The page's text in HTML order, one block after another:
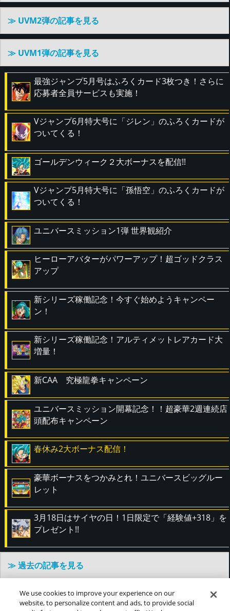
≫ UVM2弾の記事を見る
≫ UVM1弾の記事を見る
最強ジャンプ5月号はふろくカード3枚つき！さらに
応募者全員サービスも実施！
Vジャンプ6月特大号に「ジレン」のふろくカードが
ついてくる！
ゴールデンウィーク２大ボーナスを配信!!
Vジャンプ5月特大号に「孫悟空」のふろくカードが
ついてくる！
ユニバースミッション1弾 世界観紹介
ヒーローアバターがパワーアップ！超ゴッドクラス
アップ
新シリーズ稼働記念！今すぐ始めようキャンペー
ン！
新シリーズ稼働記念！アルティメットレアカード大
増量！
新CAA 究極龍拳キャンペーン
ユニバースミッション開幕記念！！超豪華2週連続店
頭配布キャンペーン
春休み2大ボーナス配信！
豪華ボーナスをつかみとれ！ユニバースビッグルー
レット
3月18日はサイヤの日！1日限定で「経験値+318」を
プレゼント!!
≫ 過去の記事を見る
©バードスタジオ／集英社・東映アニメーション
We use cookies to improve your experience on our
website, to personalize content and ads, to provide social